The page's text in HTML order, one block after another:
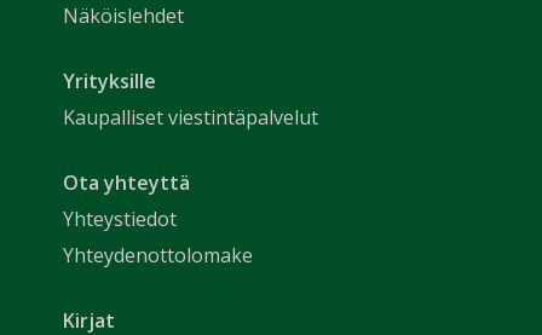
Näköislehdet
Yrityksille
Kaupalliset viestintäpalvelut
Ota yhteyttä
Yhteystiedot
Yhteydenottolomake
Kirjat